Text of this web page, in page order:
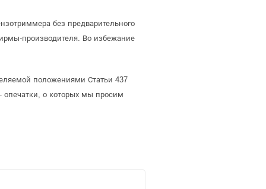
без предварительного
производителя. Во избежание
положениями Статьи 437
опечатки, о которых мы просим